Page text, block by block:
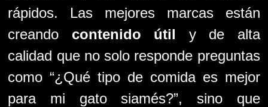
rápidos. Las mejores marcas están
creando contenido útil y de alta
calidad que no solo responde preguntas
como “¿Qué tipo de comida es mejor
para mi gato siamés?”, sino que